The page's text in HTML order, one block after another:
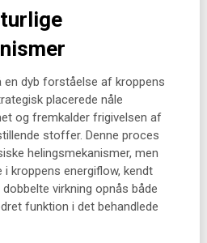
en dyb forståelse af kroppens
placerede nåle
og fremkalder frigivelsen af
stoffer. Denne proces
helingsmekanismer, men
i kroppens energiflow, kendt
virkning opnås både
funktion i det behandlede